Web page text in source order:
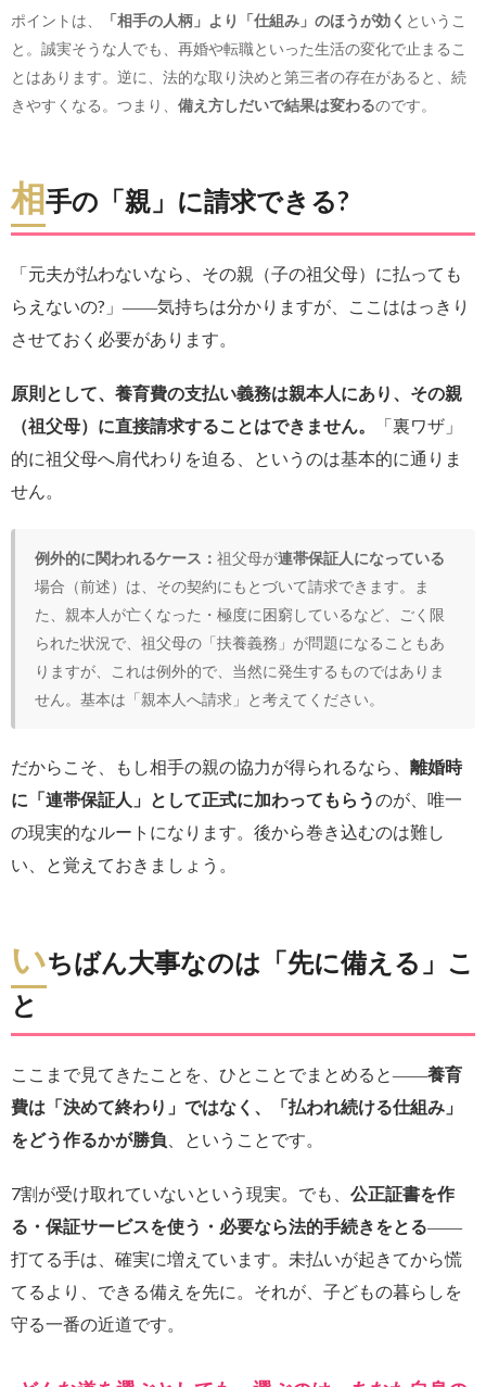
ポイントは、 「相手の人柄」より「仕組み」のほうが効く というこ
と。誠実そうな人でも、再婚や転職といった生活の変化で止まるこ
とはあります。逆に、法的な取り決めと第三者の存在があると、続
きやすくなる。つまり、 備え方しだいで結果は変わるのです。
相手の「親」に請求できる?
「元夫が払わないなら、その親（子の祖父母）に払っても
らえないの?」――気持ちは分かりますが、ここははっきり
させておく必要があります。
原則として、養育費の支払い義務は親本人にあり、その親
（祖父母）に直接請求することはできません。
「裏ワザ」
的に祖父母へ肩代わりを迫る、というのは基本的に通りま
せん。
例外的に関われるケース： 祖父母が連帯保証人になっている
場合（前述）は、その契約にもとづいて請求できます。ま
た、親本人が亡くなった・極度に困窮しているなど、ごく限
られた状況で、祖父母の「扶養義務」が問題になることもあ
りますが、これは例外的で、当然に発生するものではありま
せん。基本は「親本人へ請求」と考えてください。
だからこそ、もし相手の親の協力が得られるなら、 離婚時
に「連帯保証人」として正式に加わってもらうのが、唯一
の現実的なルートになります。後から巻き込むのは難し
い、と覚えておきましょう。
いちばん大事なのは「先に備える」こ
と
ここまで見てきたことを、ひとことでまとめると――養育
費は「決めて終わり」ではなく、「払われ続ける仕組み」
をどう作るかが勝負 、ということです。
7割が受け取れていないという現実。でも、 公正証書を作
る・保証サービスを使う・必要なら法的手続きをとる――
打てる手は、確実に増えています。未払いが起きてから慌
てるより、できる備えを先に。それが、子どもの暮らしを
守る一番の近道です。